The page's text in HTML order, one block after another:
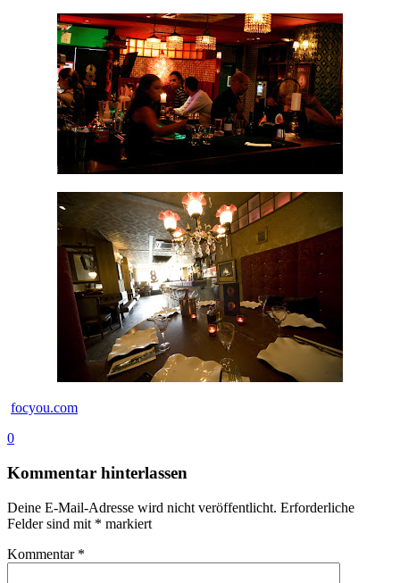
focyou.com
0
Kommentar hinterlassen
Deine E-Mail-Adresse wird nicht veröffentlicht. Erforderliche
Felder sind mit * markiert
Kommentar *